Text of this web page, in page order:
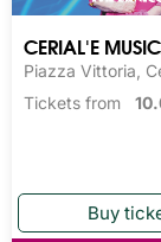
CERIAL'E
Piazza Vittoria,
Tickets from